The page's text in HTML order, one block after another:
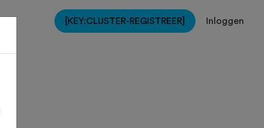
[KEY:CLUSTER-REGISTREER] Inloggen